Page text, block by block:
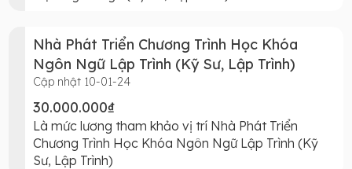
Nhà Phát Triển Chương Trình Học Khóa
Ngôn Ngữ Lập Trình (Kỹ Sư, Lập Trình)
Cập nhật 10-01-24
30.000.000₫
Là mức lương tham khảo vị trí Nhà Phát Triển
Chương Trình Học Khóa Ngôn Ngữ Lập Trình (Kỹ
Sư, Lập Trình)